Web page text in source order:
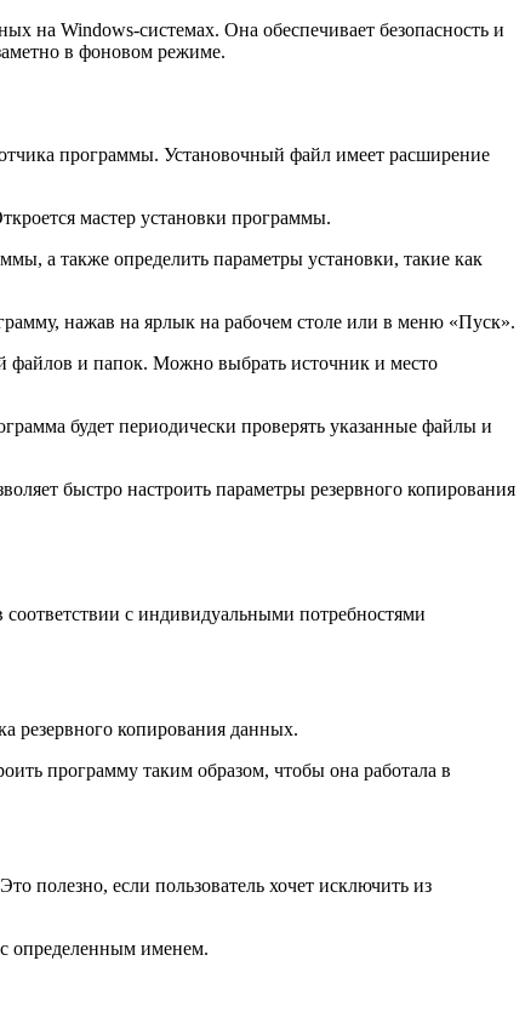
на Windows-системах. Она обеспечивает безопасность и
в фоновом режиме.
программы. Установочный файл имеет расширение
мастер установки программы.
а также определить параметры установки, такие как
нажав на ярлык на рабочем столе или в меню «Пуск».
файлов и папок. Можно выбрать источник и место
будет периодически проверять указанные файлы и
быстро настроить параметры резервного копирования
с индивидуальными потребностями
резервного копирования данных.
программу таким образом, чтобы она работала в
полезно, если пользователь хочет исключить из
определенным именем.